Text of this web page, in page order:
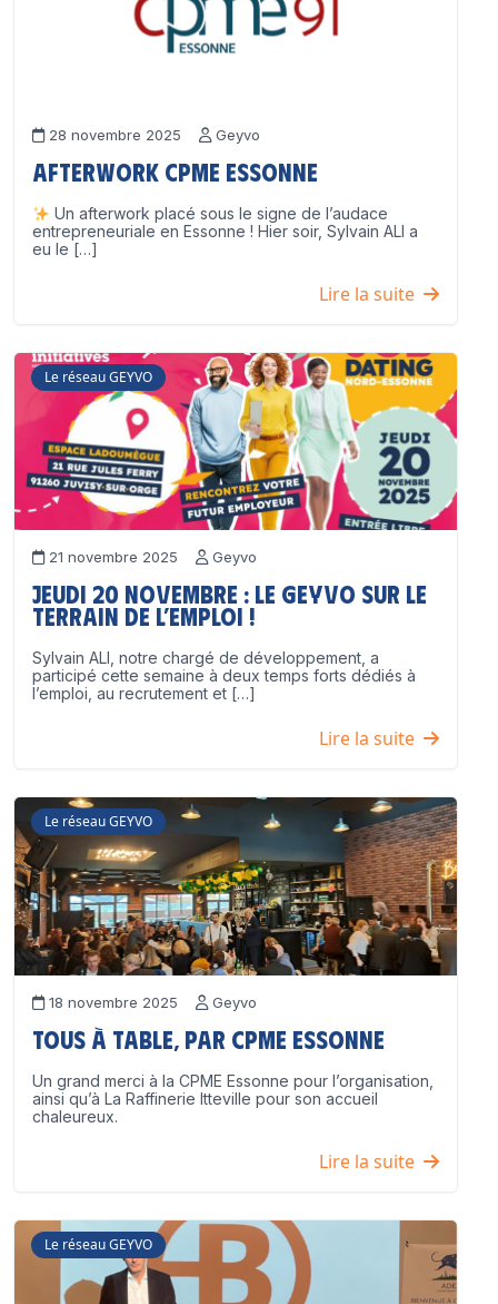
28 novembre 2025 Geyvo
Afterwork CPME Essonne
Un afterwork placé sous le signe de l’audace
entrepreneuriale en Essonne ! Hier soir, Sylvain ALI a
eu le […]
Lire la suite
Le réseau GEYVO
21 novembre 2025 Geyvo
Jeudi 20 novembre : le GEYVO sur le
terrain de l’emploi !
Sylvain ALI, notre chargé de développement, a
participé cette semaine à deux temps forts dédiés à
l’emploi, au recrutement et […]
Lire la suite
Le réseau GEYVO
18 novembre 2025 Geyvo
Tous à table, par CPME Essonne
Un grand merci à la CPME Essonne pour l’organisation,
ainsi qu’à La Raffinerie Itteville pour son accueil
chaleureux.
Lire la suite
Le réseau GEYVO